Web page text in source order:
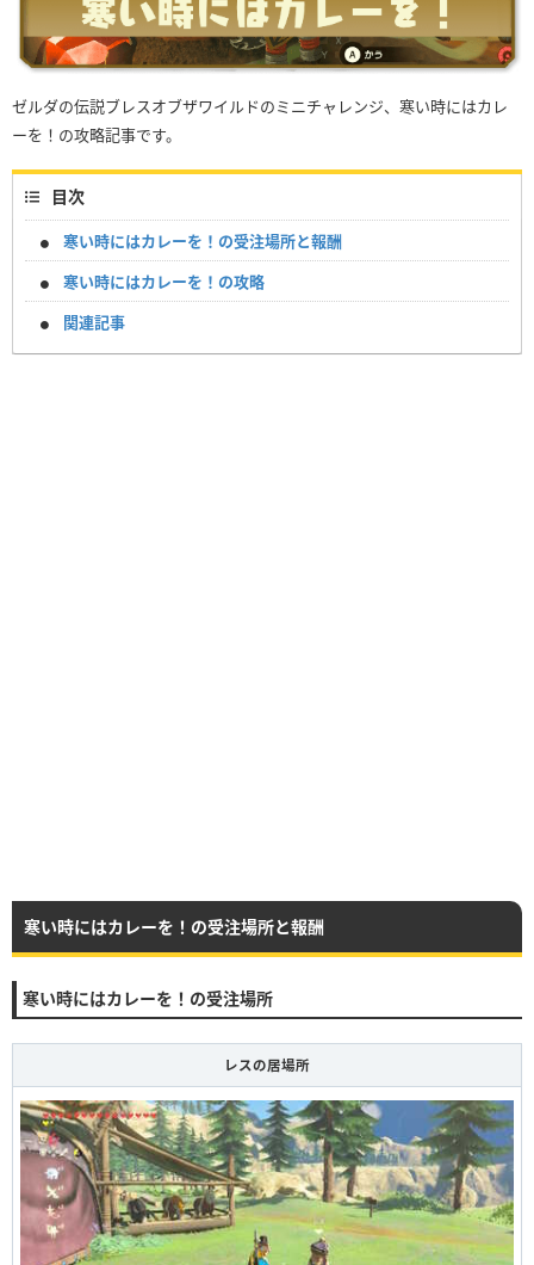
ゼルダの伝説ブレスオブザワイルドのミニチャレンジ、寒い時にはカレ
ーを！の攻略記事です。
目次
寒い時にはカレーを！の受注場所と報酬
寒い時にはカレーを！の攻略
関連記事
寒い時にはカレーを！の受注場所と報酬
寒い時にはカレーを！の受注場所
レスの居場所